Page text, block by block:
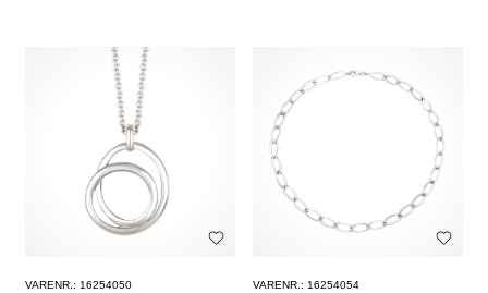
VARENR.: 16254050 VARENR.: 16254054